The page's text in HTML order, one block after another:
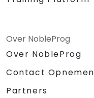
Over NobleProg
Over NobleProg
Contact Opnemen
Partners